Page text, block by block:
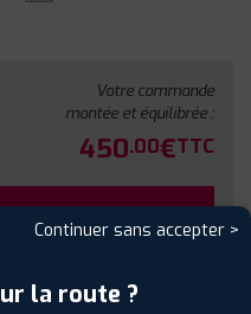
Votre commande
montée et équilibrée :
450.00€TTC
en agence
Continuer sans accepter >
la route ?